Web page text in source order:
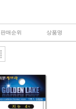
판매순위 상품명